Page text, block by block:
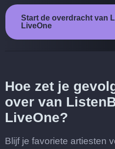
Start de overdracht van
LiveOne
Hoe zet je
over van
LiveOne?
Blijf je favoriete artiesten